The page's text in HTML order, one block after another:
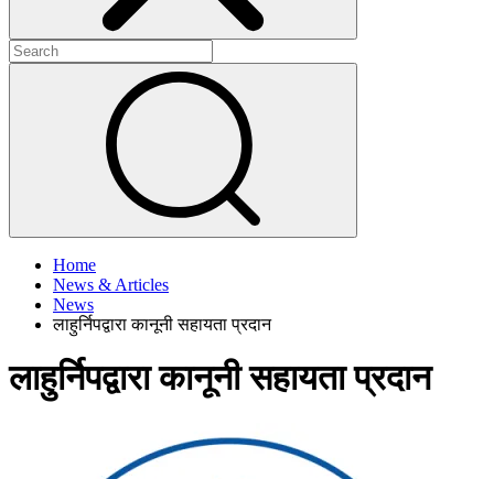
Home
News & Articles
News
लाहुर्निपद्वारा कानूनी सहायता प्रदान
लाहुर्निपद्वारा कानूनी सहायता प्रदान